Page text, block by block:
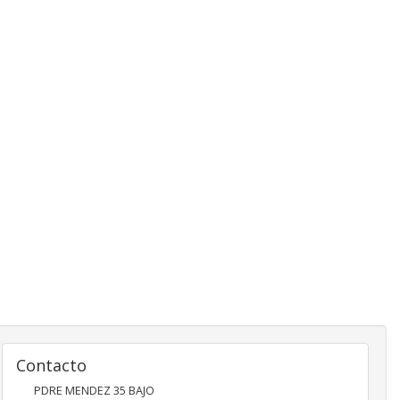
Contacto
PDRE MENDEZ 35 BAJO